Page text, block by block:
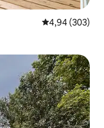
Gemiddelde
4,94 (303)